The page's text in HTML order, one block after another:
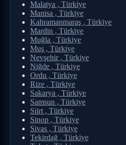
Malatya , Türkiye
Manisa , Türkiye
Kahramanmaraş , Türkiye
Mardin , Türkiye
Muğla , Türkiye
Muş , Türkiye
Nevşehir , Türkiye
Niğde , Türkiye
Ordu , Türkiye
Rize , Türkiye
Sakarya , Türkiye
Samsun , Türkiye
Siirt , Türkiye
Sinop , Türkiye
Sivas , Türkiye
Tekirdağ , Türkiye